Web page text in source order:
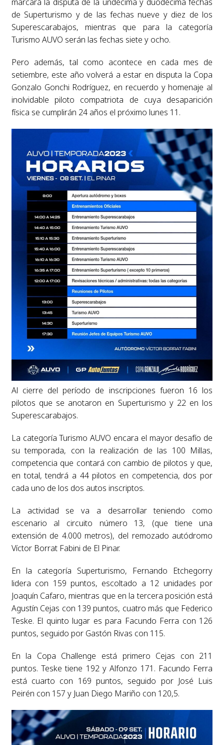
de Superturismo y de las fechas nueve y diez de los
Superescarabajos, mientras que para la categoría
Turismo AUVO serán las fechas siete y ocho.
Pero además, tal como acontece en cada mes de
setiembre, este año volverá a estar en disputa la Copa
Gonzalo Gonchi Rodríguez, en recuerdo y homenaje al
inolvidable piloto compatriota de cuya desaparición
física se cumplirán 24 años el próximo lunes 11.
Al cierre del período de inscripciones fueron 16 los
pilotos que se anotaron en Superturismo y 22 en los
Superescarabajos.
La categoría Turismo AUVO encara el mayor desafío de
su temporada, con la realización de las 100 Millas,
competencia que contará con cambio de pilotos y que,
en total, tendrá a 44 pilotos en competencia, dos por
cada uno de los dos autos inscriptos.
La actividad se va a desarrollar teniendo como
escenario al circuito número 13, (que tiene una
extensión de 4.000 metros), del remozado autódromo
Víctor Borrat Fabini de El Pinar.
En la categoría Superturismo, Fernando Etchegorry
lidera con 159 puntos, escoltado a 12 unidades por
Joaquín Cafaro, mientras que en la tercera posición está
Agustín Cejas con 139 puntos, cuatro más que Federico
Teske. El quinto lugar es para Facundo Ferra con 126
puntos, seguido por Gastón Rivas con 115.
En la Copa Challenge está primero Cejas con 211
puntos. Teske tiene 192 y Alfonzo 171. Facundo Ferra
está cuarto con 169 puntos, seguido por José Luis
Peirén con 157 y Juan Diego Mariño con 120,5.